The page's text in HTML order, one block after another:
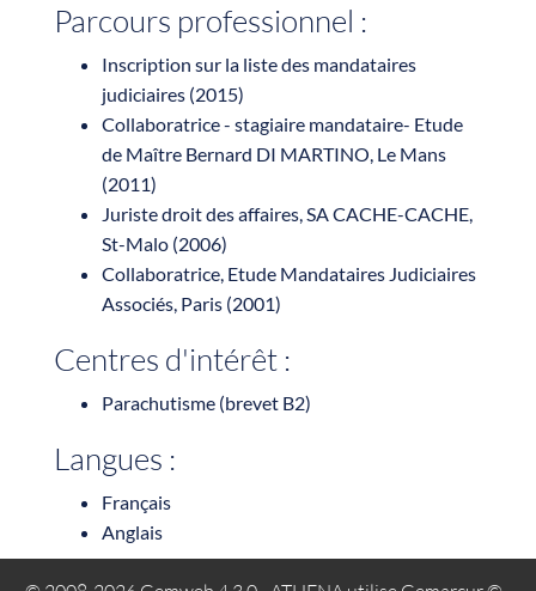
Parcours professionnel :
Inscription sur la liste des mandataires
judiciaires (2015)
Collaboratrice - stagiaire mandataire- Etude
de Maître Bernard DI MARTINO, Le Mans
(2011)
Juriste droit des affaires, SA CACHE-CACHE,
St-Malo (2006)
Collaboratrice, Etude Mandataires Judiciaires
Associés, Paris (2001)
Centres d'intérêt :
Parachutisme (brevet B2)
Langues :
Français
Anglais